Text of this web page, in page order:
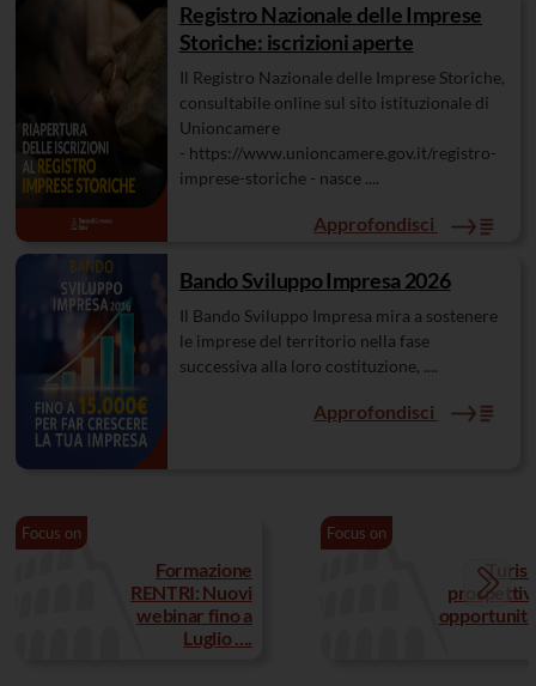
Registro Nazionale delle Imprese
Storiche: iscrizioni aperte
Il Registro Nazionale delle Imprese Storiche,
consultabile online sul sito istituzionale di
Unioncamere
- https://www.unioncamere.gov.it/registro-
imprese-storiche - nasce ....
Approfondisci
Bando Sviluppo Impresa 2026
Il Bando Sviluppo Impresa mira a sostenere
le imprese del territorio nella fase
successiva alla loro costituzione, ....
Approfondisci
Focus on
Formazione
RENTRI: Nuovi
webinar fino a
Luglio ....
Focus on